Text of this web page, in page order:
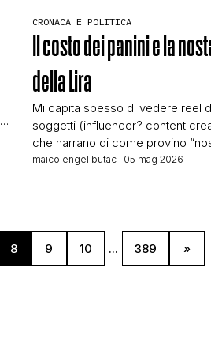
CRONACA E POLITICA
Il costo dei panini e la
della Lira
Mi capita spesso di vedere reel
soggetti (influencer? content
che narrano di come provino
delle lire”, soggetti che in molti
commissione (sarebbe
capire pagati da chi) o perché […]
maicolengel butac | 05 mag 2026
8 9 10 ... 389 »